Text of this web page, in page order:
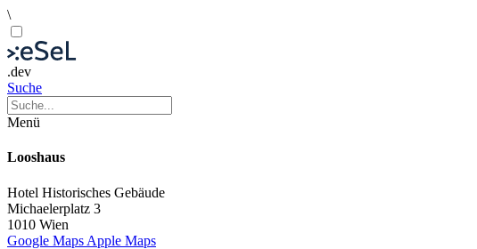
\
.dev
Suche
Menü
Looshaus
Hotel Historisches Gebäude
Michaelerplatz 3
1010 Wien
Google Maps Apple Maps